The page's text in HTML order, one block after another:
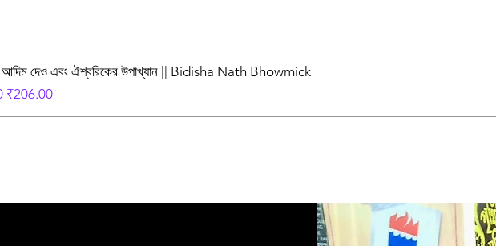
দেও এবং ঐশ্বরিকের উপাখ্যান || Bidisha Nath Bhowmick
Price
Sale Price
₹206.00